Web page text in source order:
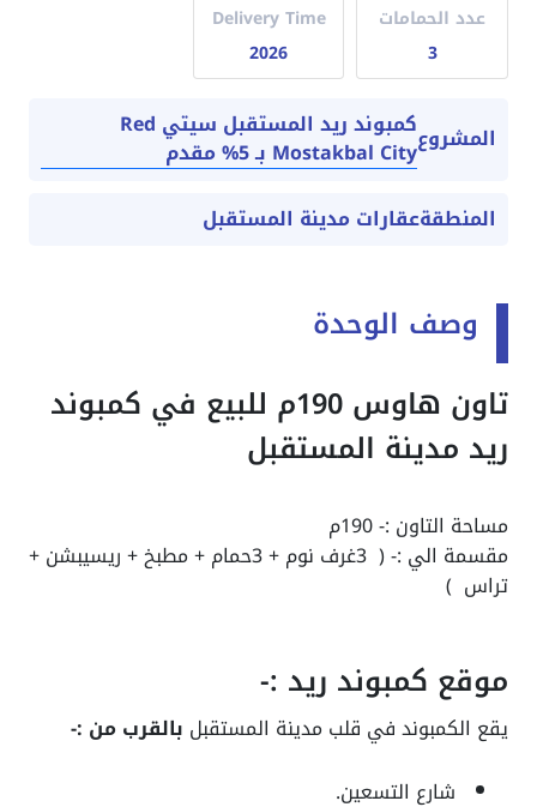
عدد الحمامات
3
Delivery Time
2026
المشروع كمبوند ريد المستقبل سيتي Red
Mostakbal City بـ 5% مقدم
المنطقةعقارات مدينة المستقبل
وصف الوحدة
تاون هاوس 190م للبيع في كمبوند
ريد مدينة المستقبل
مساحة التاون :- 190م
مقسمة الي :- ( 3غرف نوم + 3حمام + مطبخ + ريسيبشن +
تراس )
موقع كمبوند ريد :-
يقع الكمبوند في قلب مدينة المستقبل بالقرب من :-
شارع التسعين.